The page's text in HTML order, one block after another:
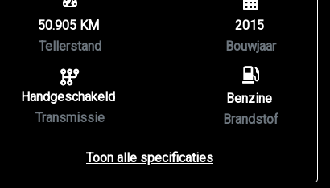
50.905 KM
Tellerstand
Handgeschakeld
Transmissie
2015
Bouwjaar
Benzine
Brandstof
Toon alle specificaties